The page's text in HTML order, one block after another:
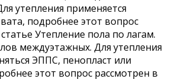
утепления применяется
подробнее этот вопрос
Утепление пола по лагам.
междуэтажных. Для утепления
ЭППС, пенопласт или
этот вопрос рассмотрен в